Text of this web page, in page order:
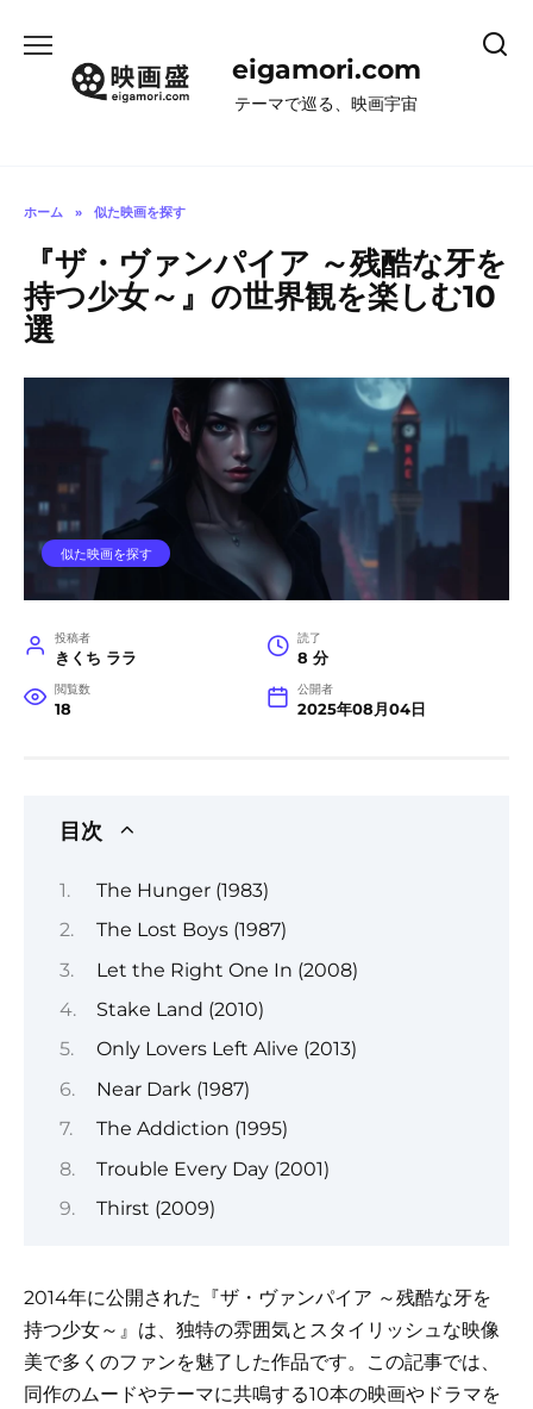
eigamori.com
テーマで巡る、映画宇宙
ホーム » 似た映画を探す
『ザ・ヴァンパイア ～残酷な牙を
持つ少女～』の世界観を楽しむ10
選
似た映画を探す
投稿者
きくち ララ
読了
8 分
閲覧数
18
公開者
2025年08月04日
目次
The Hunger (1983)
The Lost Boys (1987)
Let the Right One In (2008)
Stake Land (2010)
Only Lovers Left Alive (2013)
Near Dark (1987)
The Addiction (1995)
Trouble Every Day (2001)
Thirst (2009)
2014年に公開された『ザ・ヴァンパイア ～残酷な牙を
持つ少女～』は、独特の雰囲気とスタイリッシュな映像
美で多くのファンを魅了した作品です。この記事では、
同作のムードやテーマに共鳴する10本の映画やドラマを